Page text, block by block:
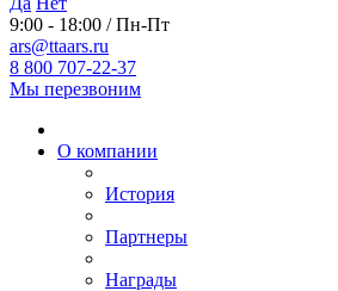
9:00 - 18:00 / Пн-Пт
ars@ttaars.ru
8 800 707-22-37
Мы перезвоним
О компании
История
Партнеры
Награды